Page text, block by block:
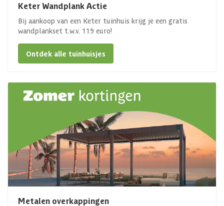
Keter Wandplank Actie
Bij aankoop van een Keter tuinhuis krijg je een gratis
wandplankset t.w.v. 119 euro!
Ontdek alle tuinhuisjes
Metalen overkappingen